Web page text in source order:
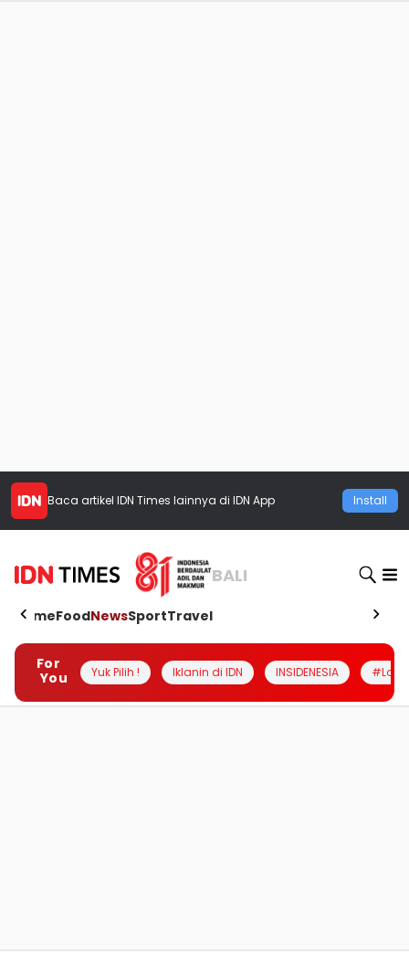
Baca artikel IDN Times lainnya di IDN App Install
BALI
HomeFoodNewsSportTravel
For
You
Yuk Pilih ! Iklanin di IDN INSIDENESIA